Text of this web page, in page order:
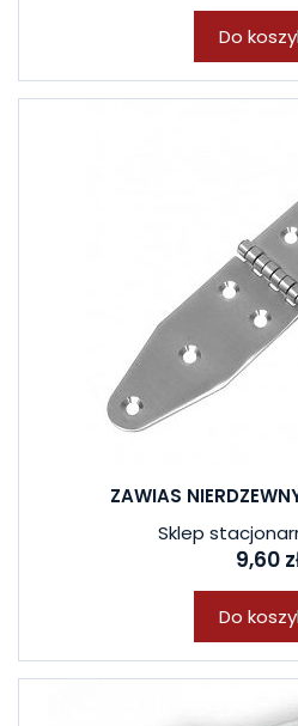
Do
ZAWIAS
Sklep
9,60
Do